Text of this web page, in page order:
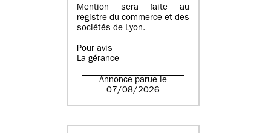
Mention sera faite au
registre du commerce et des
sociétés de Lyon.
Pour avis
La gérance
Annonce parue le
07/08/2026